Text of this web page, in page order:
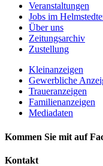
Veranstaltungen
Jobs im
Über uns
Zeitungsarchiv
Zustellung
Kleinanzeigen
Gewerbliche
Traueranzeigen
Familienanzeigen
Mediadaten
Kommen Sie mit auf
Kontakt